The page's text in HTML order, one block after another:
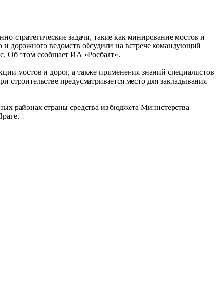
стратегические задачи, такие как минирование мостов и
дорожного ведомств обсудили на встрече командующий
Об этом сообщает ИА «Росбалт».
мостов и дорог, а также применения знаний специалистов
предусматривается место для закладывания
районах страны средства из бюджета Министерства